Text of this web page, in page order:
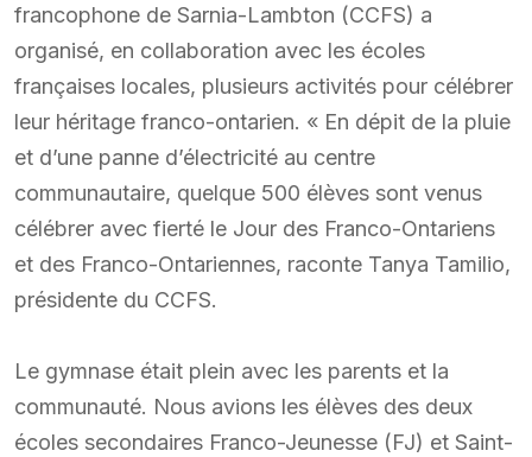
francophone de Sarnia-Lambton (CCFS) a
organisé, en collaboration avec les écoles
françaises locales, plusieurs activités pour célébrer
leur héritage franco-ontarien. « En dépit de la pluie
et d’une panne d’électricité au centre
communautaire, quelque 500 élèves sont venus
célébrer avec fierté le Jour des Franco-Ontariens
et des Franco-Ontariennes, raconte Tanya Tamilio,
présidente du CCFS.
Le gymnase était plein avec les parents et la
communauté. Nous avions les élèves des deux
écoles secondaires Franco-Jeunesse (FJ) et Saint-